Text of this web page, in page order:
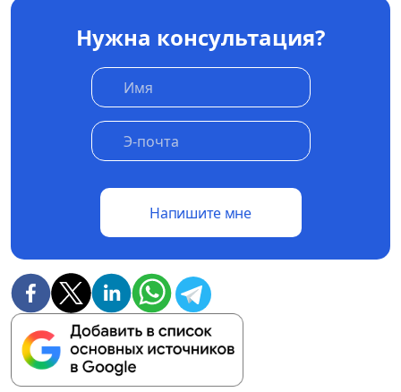
Нужна консультация?
Напишите мне